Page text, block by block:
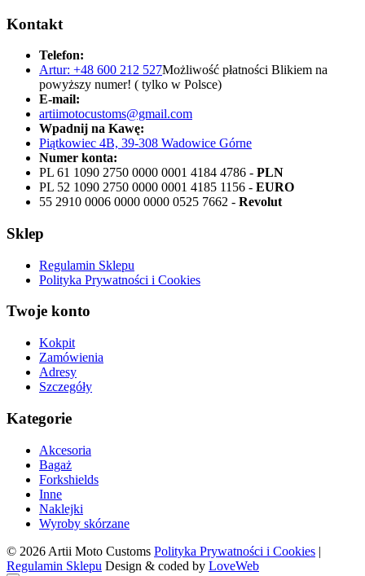
Kontakt
Telefon:
Artur: +48 600 212 527Możliwość płatności Blikiem na
powyższy numer! ( tylko w Polsce)
E-mail:
artiimotocustoms@gmail.com
Wpadnij na Kawę:
Piątkowiec 4B, 39-308 Wadowice Górne
Numer konta:
PL 61 1090 2750 0000 0001 4184 4786 - PLN
PL 52 1090 2750 0000 0001 4185 1156 - EURO
55 2910 0006 0000 0000 0525 7662 - Revolut
Sklep
Regulamin Sklepu
Polityka Prywatności i Cookies
Twoje konto
Kokpit
Zamówienia
Adresy
Szczegóły
Kategorie
Akcesoria
Bagaż
Forkshields
Inne
Naklejki
Wyroby skórzane
© 2026 Artii Moto Customs Polityka Prywatności i Cookies |
Regulamin Sklepu Design & coded by LoveWeb